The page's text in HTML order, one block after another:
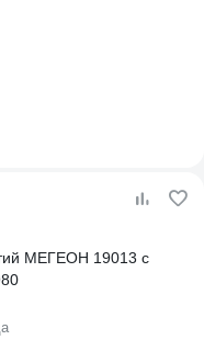
МЕГЕОН 19013 с